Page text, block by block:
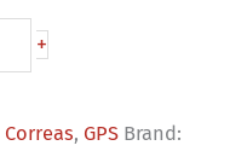
+
Correas, GPS Brand: